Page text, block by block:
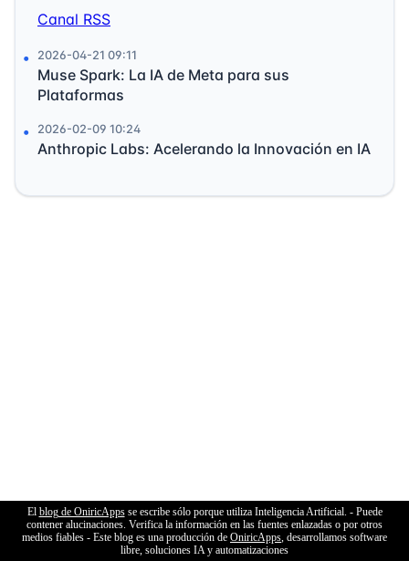
Canal RSS
2026-04-21 09:11
Muse Spark: La IA de Meta para sus
Plataformas
2026-02-09 10:24
Anthropic Labs: Acelerando la Innovación en IA
El blog de OniricAppsse escribe sólo porque utiliza Inteligencia Artificial. - Puede
contener alucinaciones. Verifica la información en las fuentes enlazadas o por otros
medios fiables - Este blog es una producción de OniricApps , desarrollamos software
libre, soluciones IA y automatizaciones